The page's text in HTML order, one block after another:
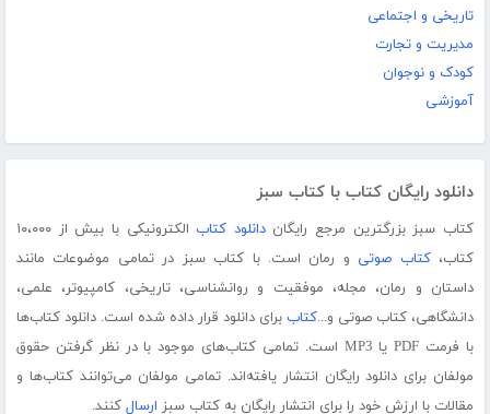
تاریخی و اجتماعی
مدیریت و تجارت
کودک و نوجوان
آموزشی
دانلود رایگان کتاب با کتاب سبز
کتاب سبز بزرگترین مرجع رایگاندانلود کتاب
الکترونیکی با بیش از ۱۰،۰۰۰
کتاب،کتاب صوتی و رمان است. با کتاب سبز در تمامی موضوعات مانند
داستان و رمان، مجله، موفقیت و روانشناسی، تاریخی، کامپیوتر، علمی،
دانشگاهی، کتاب صوتی و...کتاب برای دانلود قرار داده شده است. دانلود کتاب‌ها
با فرمت PDF یا MP3 است. تمامی کتاب‌های موجود با در نظر گرفتن حقوق
مولفان برای دانلود رایگان انتشار یافته‌اند. تمامی مولفان می‌توانند کتاب‌ها و
مقالات با ارزش خود را برای انتشار رایگان به کتاب سبز ارسال کنند.